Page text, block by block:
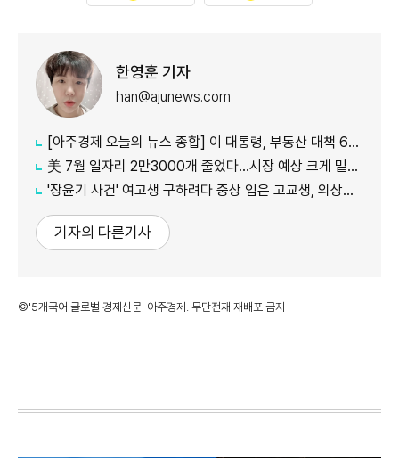
한영훈 기자
han@ajunews.com
[아주경제 오늘의 뉴스 종합] 이 대통령, 부동산 대책 6시간 점검…"기존 방식 벗어나 과감히 실행" 外
美 7월 일자리 2만3000개 줄었다…시장 예상 크게 밑돈 '고용 쇼크'
'장윤기 사건' 여고생 구하려다 중상 입은 고교생, 의상자 인정
기자의 다른기사
©'5개국어 글로벌 경제신문' 아주경제. 무단전재·재배포 금지